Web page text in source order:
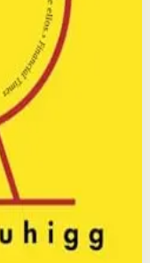
por qué hacen
y
un bucle: señal,
ciclo, podemos
vida.